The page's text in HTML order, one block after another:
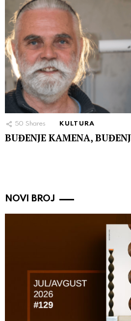
50 Shares KULTURA
BUĐENJE KAMENA,
NOVI BROJ